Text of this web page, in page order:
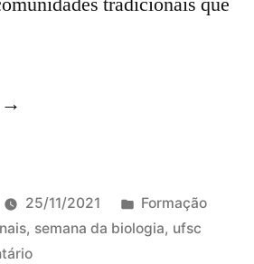
da
25/11/2021
Publicado
em
Formação
, semana da biologia, ufsc
em